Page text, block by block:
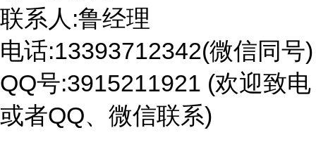
联系人:鲁经理
电话:13393712342(微信同号)
QQ号:3915211921 (欢迎致电
或者QQ、微信联系)